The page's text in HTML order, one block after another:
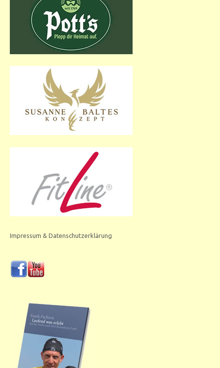
Impressum & Datenschutzerklärung